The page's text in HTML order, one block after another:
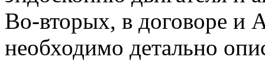
Во-вторых, в договоре и
необходимо детально